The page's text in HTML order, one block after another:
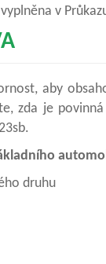
v
aby
zda je
druhu